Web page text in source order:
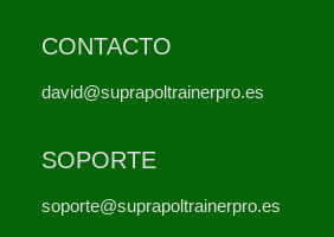
CONTACTO
david@suprapoltrainerpro.es
SOPORTE
soporte@suprapoltrainerpro.es